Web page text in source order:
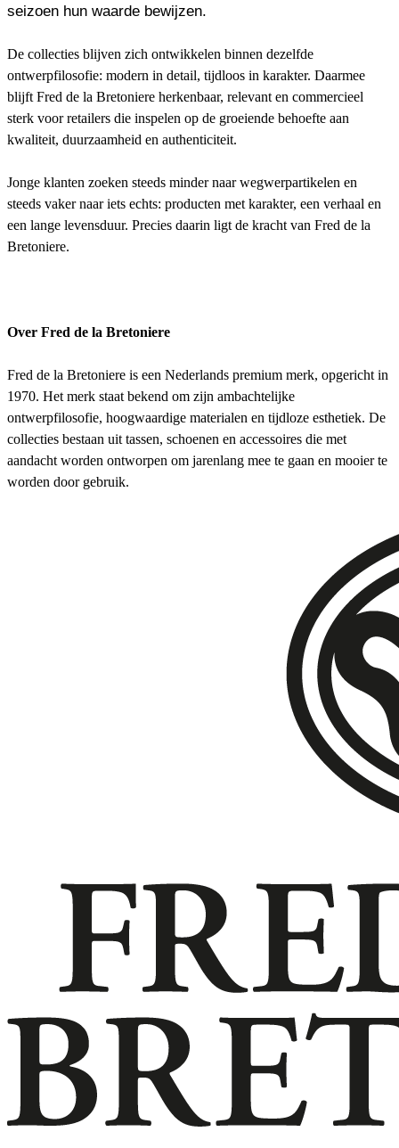
seizoen hun waarde bewijzen.
De collecties blijven zich ontwikkelen binnen dezelfde
ontwerpfilosofie: modern in detail, tijdloos in karakter. Daarmee
blijft Fred de la Bretoniere herkenbaar, relevant en commercieel
sterk voor retailers die inspelen op de groeiende behoefte aan
kwaliteit, duurzaamheid en authenticiteit.
Jonge klanten zoeken steeds minder naar wegwerpartikelen en
steeds vaker naar iets echts: producten met karakter, een verhaal en
een lange levensduur. Precies daarin ligt de kracht van Fred de la
Bretoniere.
Over Fred de la Bretoniere
Fred de la Bretoniere is een Nederlands premium merk, opgericht in
1970. Het merk staat bekend om zijn ambachtelijke
ontwerpfilosofie, hoogwaardige materialen en tijdloze esthetiek. De
collecties bestaan uit tassen, schoenen en accessoires die met
aandacht worden ontworpen om jarenlang mee te gaan en mooier te
worden door gebruik.